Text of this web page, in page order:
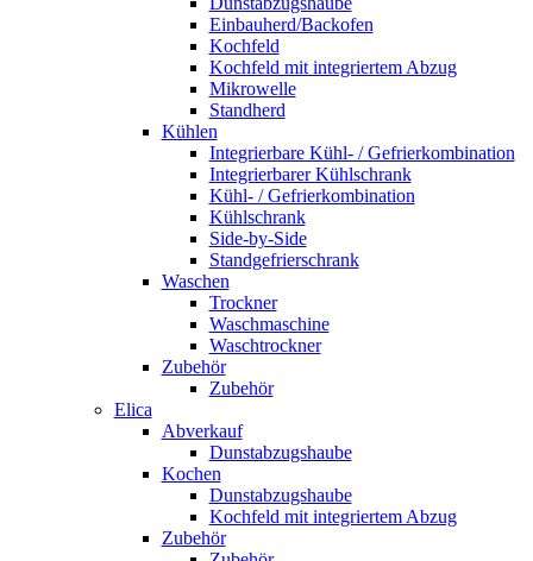
Einbauherd/Backofen
Kochfeld
Kochfeld mit integriertem Abzug
Mikrowelle
Standherd
Kühlen
Integrierbare Kühl- / Gefrierkombination
Integrierbarer Kühlschrank
Kühl- / Gefrierkombination
Kühlschrank
Side-by-Side
Standgefrierschrank
Waschen
Trockner
Waschmaschine
Waschtrockner
Zubehör
Zubehör
Elica
Abverkauf
Dunstabzugshaube
Kochen
Dunstabzugshaube
Kochfeld mit integriertem Abzug
Zubehör